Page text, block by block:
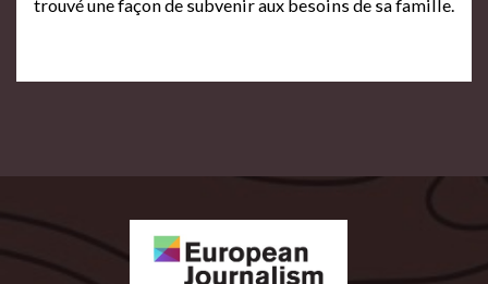
trouvé une façon de subvenir aux besoins de sa famille.